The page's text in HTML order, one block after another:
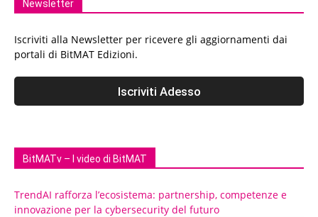
Newsletter
Iscriviti alla Newsletter per ricevere gli aggiornamenti dai
portali di BitMAT Edizioni.
BitMATv – I video di BitMAT
TrendAI rafforza l’ecosistema: partnership, competenze e
innovazione per la cybersecurity del futuro